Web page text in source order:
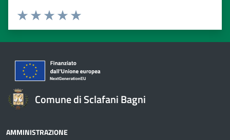
Valuta 5 stelle su 5
Valuta 4 stelle su 5
Valuta 3 stelle su 5
Valuta 2 stelle su 5
Valuta 1 stelle su 5
Comune di Sclafani Bagni
AMMINISTRAZIONE